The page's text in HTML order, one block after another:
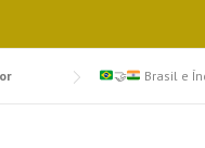
🤝 Brasil e